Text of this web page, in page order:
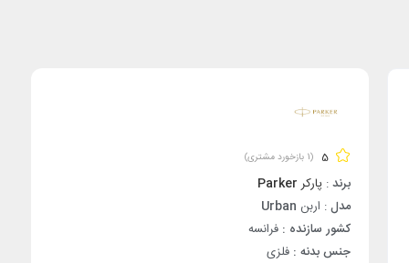
5
(
1 بازخورد مشتری)
برند: پارکر Parker
مدل: اربن Urban
کشور سازنده :فرانسه
جنس بدنه :فلزی